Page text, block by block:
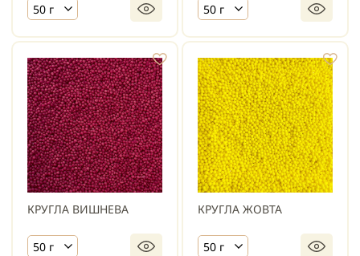
50 г 50 г
КРУГЛА ВИШНЕВА
50 г
КРУГЛА ЖОВТА
50 г